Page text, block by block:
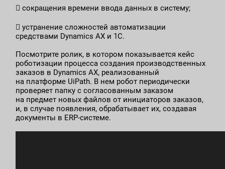
 сокращения времени ввода данных в систему;
 устранение сложностей автоматизации
средствами Dynamics AX и 1С.
Посмотрите ролик, в котором показывается кейс
роботизации процесса создания производственных
заказов в Dynamics AX, реализованный
на платформе UiPath. В нем робот периодически
проверяет папку с согласованным заказом
на предмет новых файлов от инициаторов заказов,
и, в случае появления, обрабатывает их, создавая
документы в ERP-системе.